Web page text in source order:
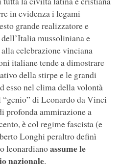
in evidenza i legami
grande realizzatore e
mussoliniana e
celebrazione vinciana
italiane tende a dimostrare
della stirpe e le grandi
esso nel clima della volontà
“genio” di Leonardo da Vinci
profonda ammirazione a
è col regime fascista (e
Longhi peraltro definì
leonardianoassume le
nazionale.